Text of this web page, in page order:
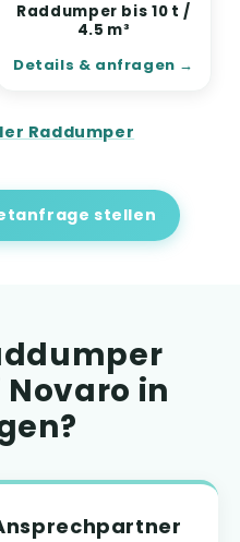
Raddumper bis 10 t /
4.5 m³
Details & anfragen
Raddumper
stellen
in